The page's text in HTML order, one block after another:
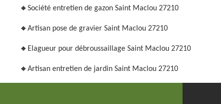
Société entretien de gazon Saint Maclou 27210
Artisan pose de gravier Saint Maclou 27210
Elagueur pour débroussaillage Saint Maclou 27210
Artisan entretien de jardin Saint Maclou 27210